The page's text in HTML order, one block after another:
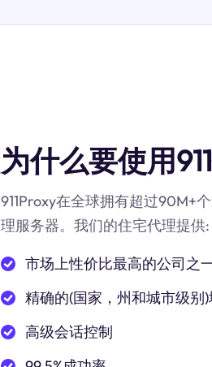
为什么要使用
911Proxy在全球拥有超过90M+
理服务器。我们的住宅代理提供:
市场上性价比最高的公司之
精确的(国家，州和城市级别
高级会话控制